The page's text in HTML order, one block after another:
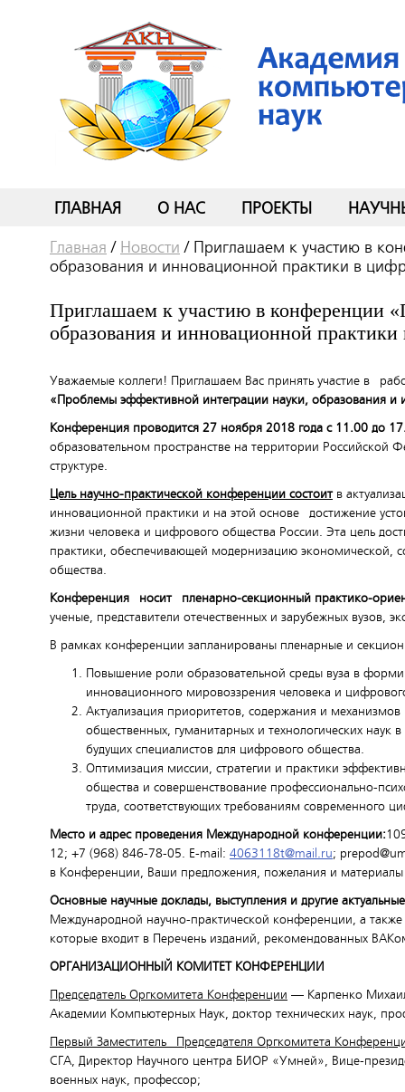
ГЛАВНАЯ О НАС ПРОЕКТЫ
Главная / Новости / Приглашаем к участию в
образования и инновационной практики в
Приглашаем к участию в конференции
образования и инновационной
Уважаемые коллеги! Приглашаем Вас принять участие в
«Проблемы эффективной интеграции науки, образования
Конференция проводится 27 ноября 2018 года с 11.00 до
образовательном пространстве на территории Российской
структуре.
Цель научно-практической конференции состоит в
инновационной практики и на этой основе достижение
жизни человека и цифрового общества России. Эта цель
практики, обеспечивающей модернизацию экономической,
общества.
Конференция носит пленарно-секционный практико-
ученые, представители отечественных и зарубежных вузов,
В рамках конференции запланированы пленарные и
Повышение роли образовательной среды вуза в
инновационного мировоззрения человека и
Актуализация приоритетов, содержания и
общественных, гуманитарных и технологических
будущих специалистов для цифрового общества.
Оптимизация миссии, стратегии и практики
общества и совершенствование профессионально-
труда, соответствующих требованиям современного
Место и адрес проведения Международной конференции:
12; +7 (968) 846-78-05. Е-mail: 4063118t@mail.ru;
в Конференции, Ваши предложения, пожелания и материалы
Основные научные доклады, выступления и другие
Международной научно-практической конференции, а
которые входит в Перечень изданий, рекомендованных
ОРГАНИЗАЦИОННЫЙ КОМИТЕТ КОНФЕРЕНЦИИ
Председатель Оргкомитета Конференции — Карпенко
Академии Компьютерных Наук, доктор технических наук,
Первый Заместитель Председателя Оргкомитета
СГА, Директор Научного центра БИОР «Умней», Вице-
военных наук, профессор;